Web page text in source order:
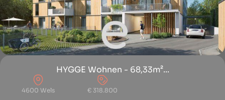
HYGGE Wohnen - 68,33m²...
4600 Wels € 318.800